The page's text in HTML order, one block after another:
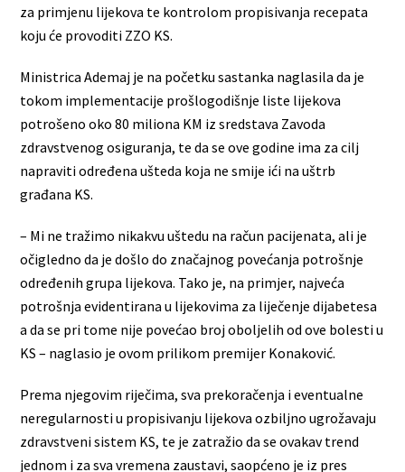
za primjenu lijekova te kontrolom propisivanja recepata
koju će provoditi ZZO KS.
Ministrica Ademaj je na početku sastanka naglasila da je
tokom implementacije prošlogodišnje liste lijekova
potrošeno oko 80 miliona KM iz sredstava Zavoda
zdravstvenog osiguranja, te da se ove godine ima za cilj
napraviti određena ušteda koja ne smije ići na uštrb
građana KS.
– Mi ne tražimo nikakvu uštedu na račun pacijenata, ali je
očigledno da je došlo do značajnog povećanja potrošnje
određenih grupa lijekova. Tako je, na primjer, najveća
potrošnja evidentirana u lijekovima za liječenje dijabetesa
a da se pri tome nije povećao broj oboljelih od ove bolesti u
KS – naglasio je ovom prilikom premijer Konaković.
Prema njegovim riječima, sva prekoračenja i eventualne
neregularnosti u propisivanju lijekova ozbiljno ugrožavaju
zdravstveni sistem KS, te je zatražio da se ovakav trend
jednom i za sva vremena zaustavi, saopćeno je iz pres